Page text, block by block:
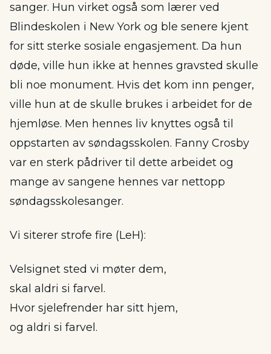
sanger. Hun virket også som lærer ved
Blindeskolen i New York og ble senere kjent
for sitt sterke sosiale engasjement. Da hun
døde, ville hun ikke at hennes gravsted skulle
bli noe monument. Hvis det kom inn penger,
ville hun at de skulle brukes i arbeidet for de
hjemløse. Men hennes liv knyttes også til
oppstarten av søndagsskolen. Fanny Crosby
var en sterk pådriver til dette arbeidet og
mange av sangene hennes var nettopp
søndagsskolesanger.
Vi siterer strofe fire (LeH):
Velsignet sted vi møter dem,
skal aldri si farvel.
Hvor sjelefrender har sitt hjem,
og aldri si farvel.